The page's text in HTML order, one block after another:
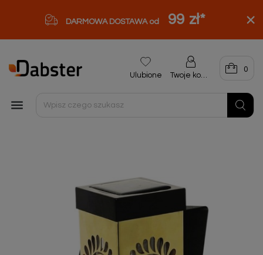
DARMOWA DOSTAWA od 99 zł*

Ulubione Twoje konto
0